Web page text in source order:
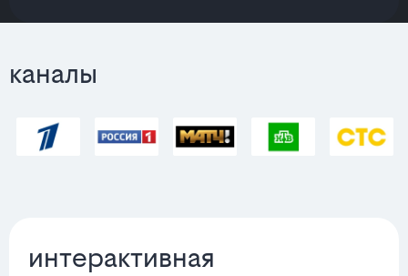
каналы
интерактивная